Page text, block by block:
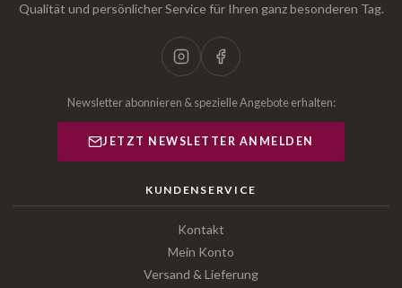
Qualität und persönlicher Service für Ihren ganz besonderen Tag.
Newsletter abonnieren & spezielle Angebote erhalten:
JETZT NEWSLETTER ANMELDEN
KUNDENSERVICE
Kontakt
Mein Konto
Versand & Lieferung